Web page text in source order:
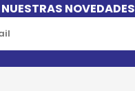
NOVEDADES